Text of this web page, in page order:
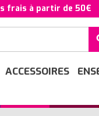
frais à partir de 50€
ACCESSOIRES